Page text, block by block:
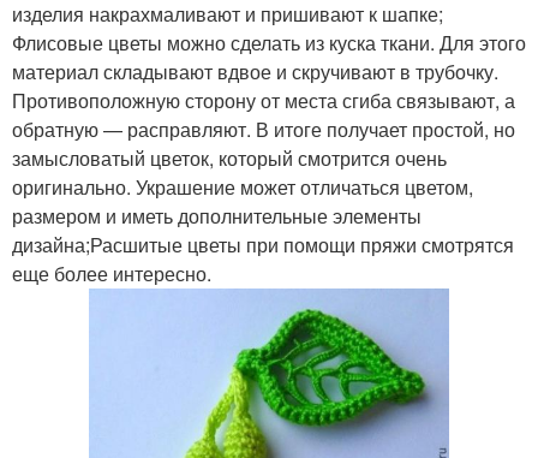
изделия накрахмаливают и пришивают к шапке;
Флисовые цветы можно сделать из куска ткани. Для этого
материал складывают вдвое и скручивают в трубочку.
Противоположную сторону от места сгиба связывают, а
обратную — расправляют. В итоге получает простой, но
замысловатый цветок, который смотрится очень
оригинально. Украшение может отличаться цветом,
размером и иметь дополнительные элементы
дизайна;Расшитые цветы при помощи пряжи смотрятся
еще более интересно.